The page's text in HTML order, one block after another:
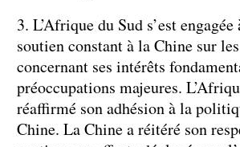
3. L’Afrique du Sud s’est
soutien constant à la Chine sur
concernant ses intérêts
préoccupations majeures.
réaffirmé son adhésion à la
Chine. La Chine a réitéré son